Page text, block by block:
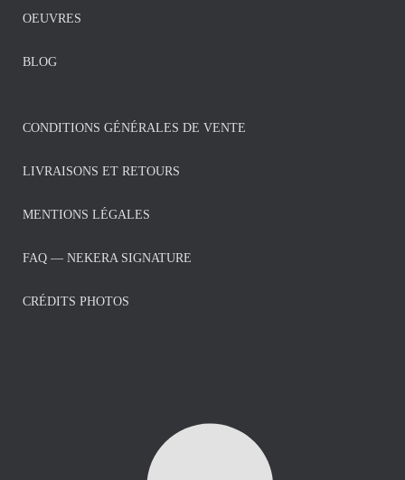
OEUVRES
BLOG
CONDITIONS GÉNÉRALES DE VENTE
LIVRAISONS ET RETOURS
MENTIONS LÉGALES
FAQ — NEKERA SIGNATURE
CRÉDITS PHOTOS